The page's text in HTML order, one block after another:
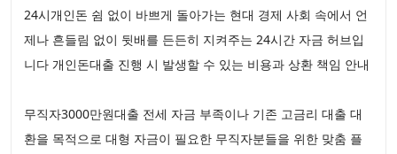
24시개인돈 쉼 없이 바쁘게 돌아가는 현대 경제 사회 속에서 언
제나 흔들림 없이 뒷배를 든든히 지켜주는 24시간 자금 허브입
니다 개인돈대출 진행 시 발생할 수 있는 비용과 상환 책임 안내
무직자3000만원대출 전세 자금 부족이나 기존 고금리 대출 대
환을 목적으로 대형 자금이 필요한 무직자분들을 위한 맞춤 플